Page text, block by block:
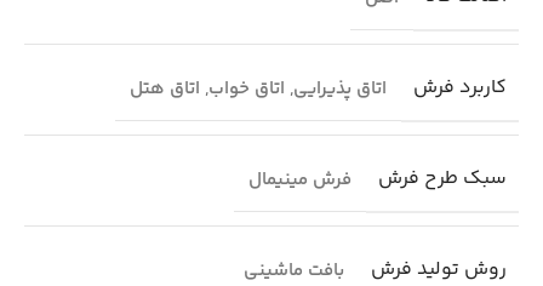
کاربرد فرش اتاق پذیرایی, اتاق خواب, اتاق هتل
سبک طرح فرش فرش مینیمال
روش تولید فرش بافت ماشینی